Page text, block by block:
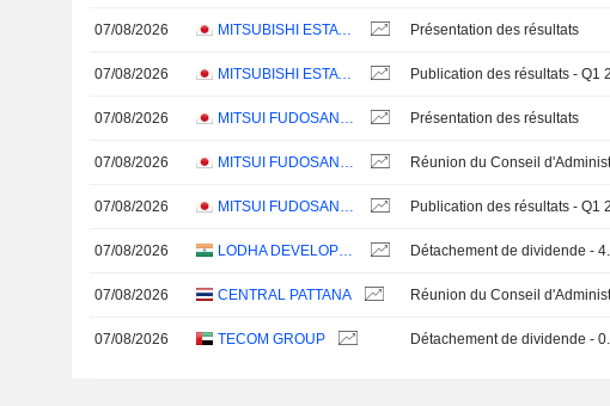
07/08/2026 MITSUBISHI ESTATE CO., LTD. Présentation des résultats
07/08/2026 MITSUBISHI ESTATE CO., LTD.
07/08/2026 Présentation des résultats
07/08/2026
07/08/2026
07/08/2026
07/08/2026 CENTRAL PATTANA
07/08/2026 TECOM GROUP